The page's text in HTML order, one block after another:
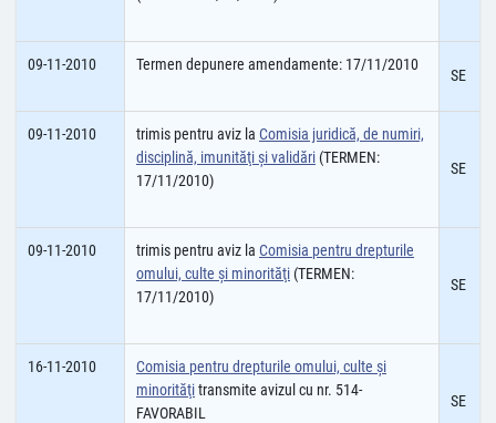
09-11-2010 Termen depunere amendamente: 17/11/2010
SE
09-11-2010 trimis pentru aviz la Comisia juridică, de numiri,
disciplină, imunităţi şi validări (TERMEN:
17/11/2010)
SE
09-11-2010 trimis pentru aviz la Comisia pentru drepturile
omului, culte şi minorităţi (TERMEN:
17/11/2010)
SE
16-11-2010
Comisia pentru drepturile omului, culte şi
minorităţitransmite avizul cu nr. 514-
FAVORABIL
SE